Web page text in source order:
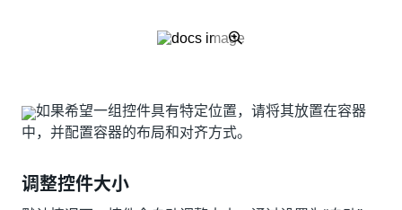
如果希望一组控件具有特定位置，请将其放置在容器
中，并配置容器的布局和对齐方式。
调整控件大小